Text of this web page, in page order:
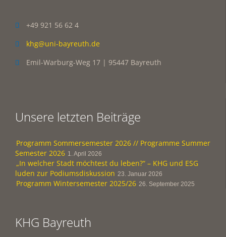
 +49 921 56 62 4
 khg@uni-bayreuth.de
 Emil-Warburg-Weg 17 | 95447 Bayreuth
Unsere letzten Beiträge
Programm Sommersemester 2026 // Programme Summer
Semester 2026 1. April 2026
„In welcher Stadt möchtest du leben?“ – KHG und ESG
luden zur Podiumsdiskussion 23. Januar 2026
Programm Wintersemester 2025/26 26. September 2025
KHG Bayreuth